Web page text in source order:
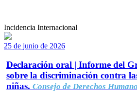
Incidencia Internacional
25 de junio de 2026
Declaración oral | Informe del
sobre la discriminación contra
niñas. Consejo de Derechos